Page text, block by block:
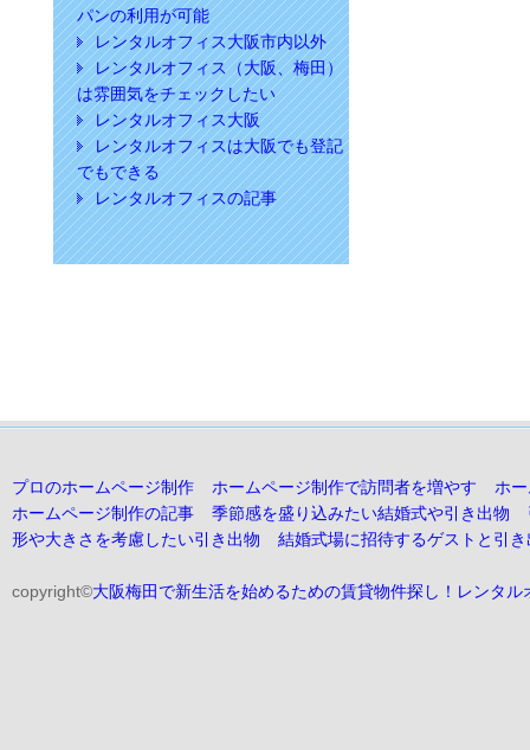
パンの利用が可能
レンタルオフィス大阪市内以外
レンタルオフィス（大阪、梅田）
は雰囲気をチェックしたい
レンタルオフィス大阪
レンタルオフィスは大阪でも登記
でもできる
レンタルオフィスの記事
プロのホームページ制作 ホームページ制作で訪問者を増やす
ホ
ホームページ制作の記事
季節感を盛り込みたい結婚式や引き出物
形や大きさを考慮したい引き出物
結婚式場に招待するゲストと引き
copyright©大阪梅田で新生活を始めるための賃貸物件探し！レンタル